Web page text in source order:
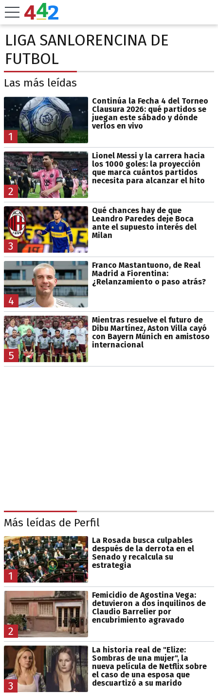
LIGA SANLORENCINA DE
FUTBOL
Las más leídas
1
Continúa la Fecha 4 del Torneo
Clausura 2026: qué partidos se
juegan este sábado y dónde
verlos en vivo
2
Lionel Messi y la carrera hacia
los 1000 goles: la proyección
que marca cuántos partidos
necesita para alcanzar el hito
3
Qué chances hay de que
Leandro Paredes deje Boca
ante el supuesto interés del
Milan
4
Franco Mastantuono, de Real
Madrid a Fiorentina:
¿Relanzamiento o paso atrás?
5
Mientras resuelve el futuro de
Dibu Martínez, Aston Villa cayó
con Bayern Múnich en amistoso
internacional
Más leídas de Perfil
1
La Rosada busca culpables
después de la derrota en el
Senado y recalcula su
estrategia
2
Femicidio de Agostina Vega:
detuvieron a dos inquilinos de
Claudio Barrelier por
encubrimiento agravado
3
La historia real de "Elize:
Sombras de una mujer", la
nueva película de Netflix sobre
el caso de una esposa que
descuartizó a su marido